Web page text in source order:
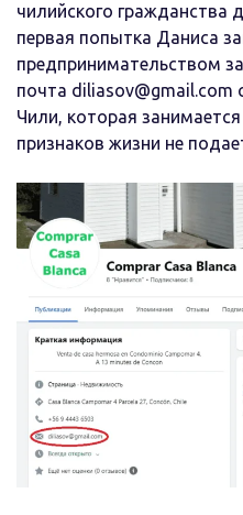
чилийского
первая попытка Даниса
предпринимательством
почта diliasov@gmail.com
Чили, которая
признаков жизни не